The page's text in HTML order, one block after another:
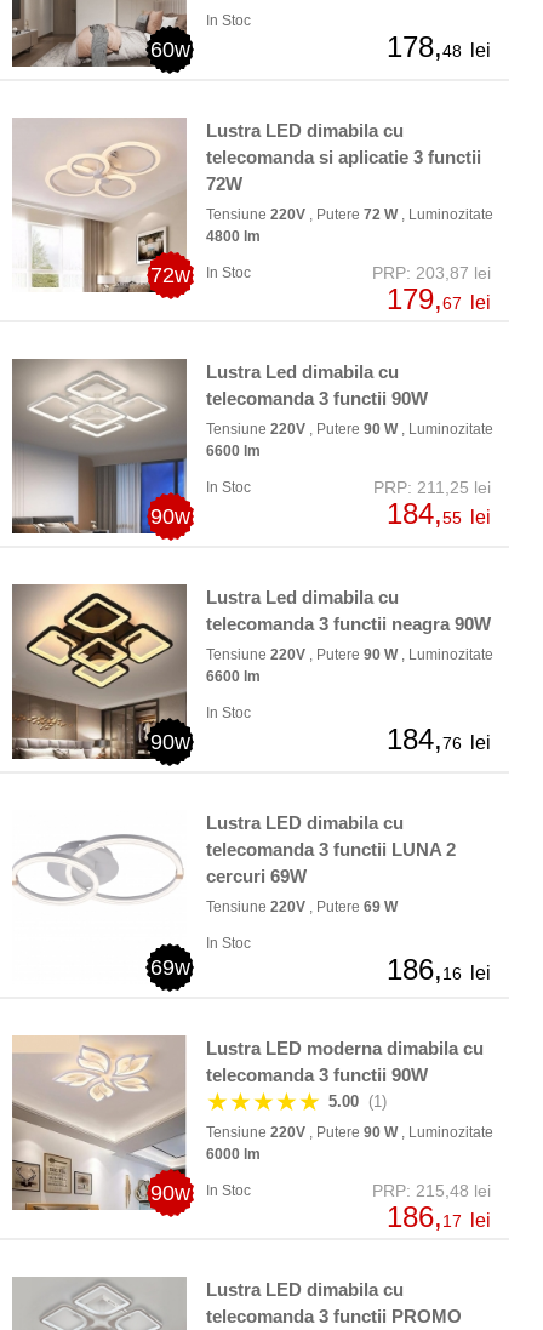
60w
In Stoc
178,48 lei
72w
Lustra LED dimabila cu
telecomanda si aplicatie 3 functii
72W
Tensiune 220V , Putere 72 W, Luminozitate
4800 lm
In Stoc PRP: 203,87 lei
179,67 lei
90w
Lustra Led dimabila cu
telecomanda 3 functii 90W
Tensiune 220V , Putere 90 W, Luminozitate
6600 lm
In Stoc PRP: 211,25 lei
184,55 lei
90w
Lustra Led dimabila cu
telecomanda 3 functii neagra 90W
Tensiune 220V , Putere 90 W, Luminozitate
6600 lm
In Stoc
184,76 lei
69w
Lustra LED dimabila cu
telecomanda 3 functii LUNA 2
cercuri 69W
Tensiune 220V , Putere 69 W
In Stoc
186,16 lei
90w
Lustra LED moderna dimabila cu
telecomanda 3 functii 90W
★★★★★ 5.00 (1)
Tensiune 220V , Putere 90 W, Luminozitate
6000 lm
In Stoc PRP: 215,48 lei
186,17 lei
Lustra LED dimabila cu
telecomanda 3 functii PROMO